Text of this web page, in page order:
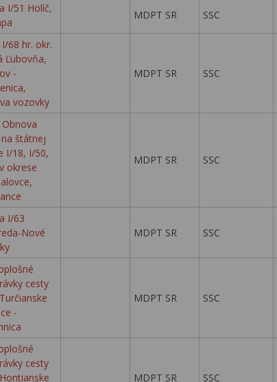
I/51 Holíč,
MDPT SR SSC
68 hr. okr.
Ľubovňa,
-
vozovky
MDPT SR SSC
štátnej
I/18, I/50,
okrese
MDPT SR SSC
I/63
Nové
MDPT SR SSC
cesty
-
MDPT SR SSC
cesty
MDPT SR SSC